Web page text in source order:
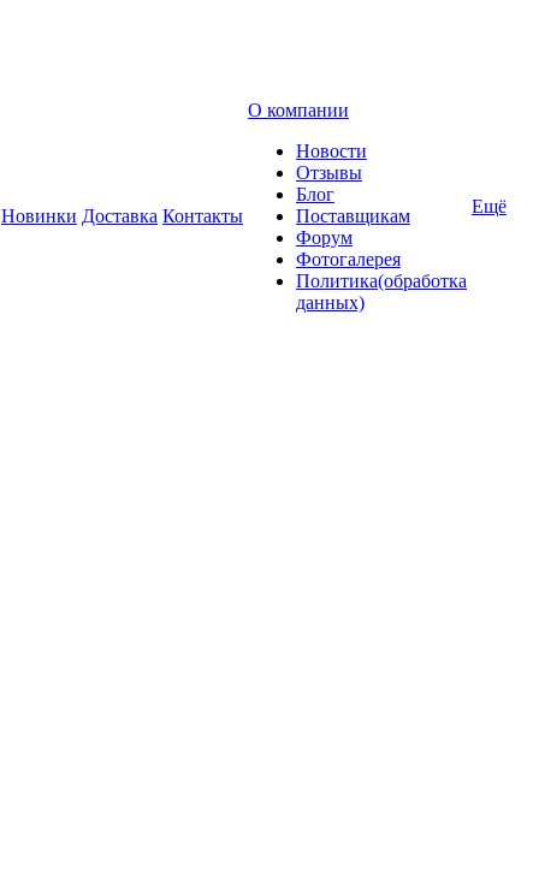
Новинки Доставка Контакты
О компании
Новости
Отзывы
Блог
Поставщикам
Форум
Фотогалерея
Политика(обработка
данных)
Ещё